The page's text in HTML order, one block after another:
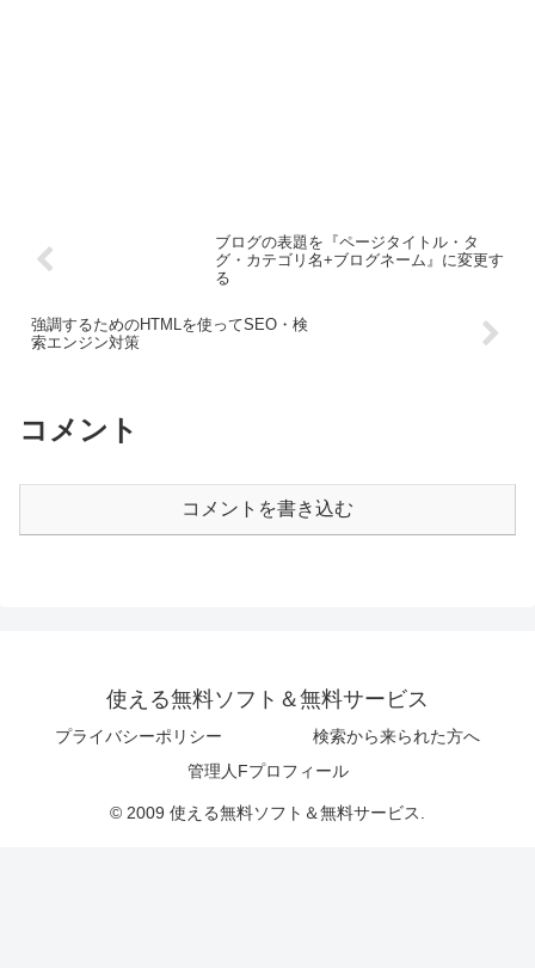
ブログの表題を『ページタイトル・タ
グ・カテゴリ名+ブログネーム』に変更す
る
強調するためのHTMLを使ってSEO・検
索エンジン対策
コメント
コメントを書き込む
使える無料ソフト＆無料サービス
プライバシーポリシー
検索から来られた方へ
管理人Fプロフィール
© 2009 使える無料ソフト＆無料サービス.